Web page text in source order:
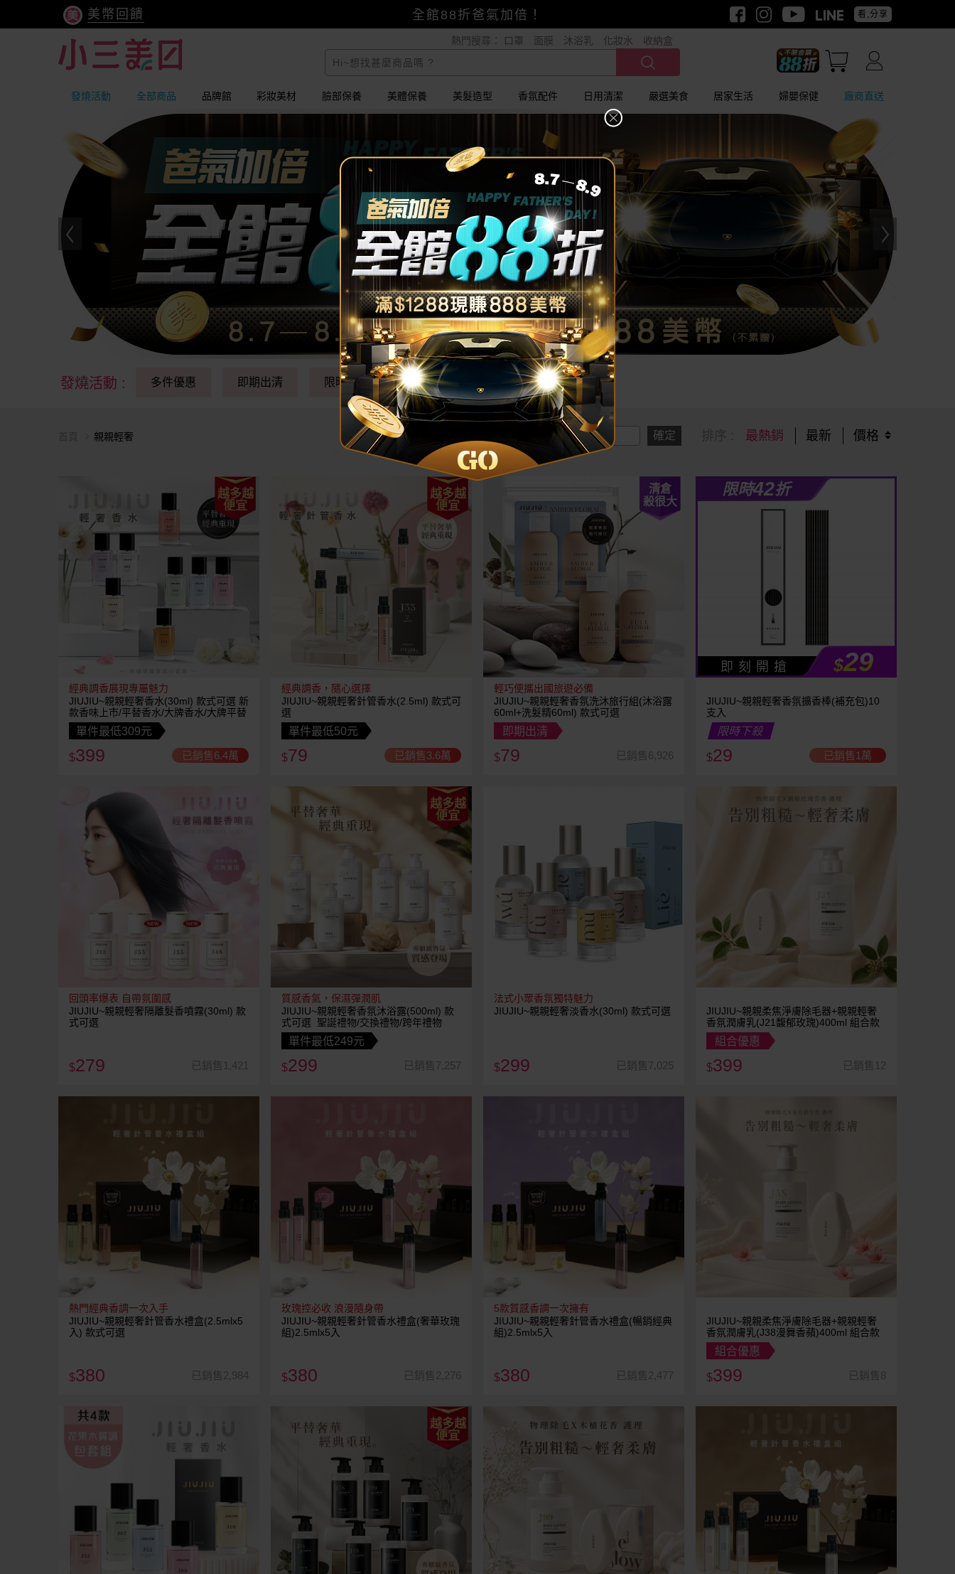
美幣回饋
賺美幣~換好禮~立即換GO~
小三美日x全支付~美幣+全點折上折超划算
全館88折爸氣加倍！
看,分享
熱門搜尋： 口罩 面膜 沐浴乳 化妝水 收納盒
發燒活動 全部商品 品牌館 彩妝美材 臉部保養 美體保養 美髮造型 香氛配件 日用清潔 嚴選美食 居家生活 婦嬰保健 廠商直送
發燒活動 : 多件優惠 即期出清 限時下殺 組合優惠
最熱銷 最新 價格
確定
親親輕奢
越多越
便宜
經典調香展現專屬魅力
JIUJIU~親親輕奢香水(30ml) 款式可選 新
款香味上市/平替香水/大牌香水/大牌平替
單件最低309元
$399 已銷售6.4萬
越多越
便宜
經典調香，隨心選擇
JIUJIU~親親輕奢針管香水(2.5ml) 款式可
選
單件最低50元
$79 已銷售3.6萬
清倉
殺很大
輕巧便攜出國旅遊必備
JIUJIU~親親輕奢香氛洗沐旅行組(沐浴露
60ml+洗髮精60ml) 款式可選
即期出清
$79 已銷售6,926
限時42折
即 刻 開 搶 $29
JIUJIU~親親輕奢香氛擴香棒(補充包)10
支入
限時下殺
$29 已銷售1萬
回頭率爆表 自帶氛圍感
JIUJIU~親親輕奢隔離髮香噴霧(30ml) 款
式可選
$279 已銷售1,421
越多越
便宜
質感香氣，保濕彈潤肌
JIUJIU~親親輕奢香氛沐浴露(500ml) 款
式可選 聖誕禮物/交換禮物/跨年禮物
單件最低249元
$299 已銷售7,257
法式小眾香氛獨特魅力
JIUJIU~親親輕奢淡香水(30ml) 款式可選
$299 已銷售7,025
JIUJIU~親親柔焦淨膚除毛器+親親輕奢
香氛潤膚乳(J21馥郁玫瑰)400ml 組合款
組合優惠
$399 已銷售12
熱門經典香調一次入手
JIUJIU~親親輕奢針管香水禮盒(2.5mlx5
入) 款式可選
$380 已銷售2,984
玫瑰控必收 浪漫隨身帶
JIUJIU~親親輕奢針管香水禮盒(奢華玫瑰
組)2.5mlx5入
$380 已銷售2,276
5款質感香調一次擁有
JIUJIU~親親輕奢針管香水禮盒(暢銷經典
組)2.5mlx5入
$380 已銷售2,477
JIUJIU~親親柔焦淨膚除毛器+親親輕奢
香氛潤膚乳(J38漫舞香蘋)400ml 組合款
組合優惠
$399 已銷售8
越多越
便宜